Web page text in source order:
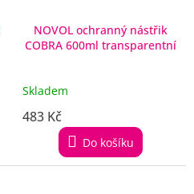
NOVOL ochranný nástřik
COBRA 600ml transparentní
Skladem
483 Kč
Do košíku